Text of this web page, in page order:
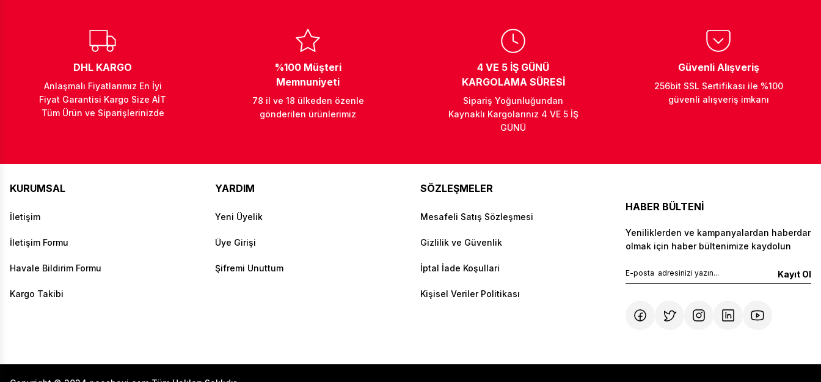
DHL KARGO
Anlaşmalı Fiyatlarımız En İyi
Fiyat Garantisi Kargo Size AİT
Tüm Ürün ve Siparişlerinizde
%100 Müşteri
Memnuniyeti
78 il ve 18 ülkeden özenle
gönderilen ürünlerimiz
4 VE 5 İŞ GÜNÜ
KARGOLAMA SÜRESİ
Sipariş Yoğunluğundan
Kaynaklı Kargolarınız 4 VE 5 İŞ
GÜNÜ
Güvenli Alışveriş
256bit SSL Sertifikası ile %100
güvenli alışveriş imkanı
KURUMSAL
İletişim
İletişim Formu
Havale Bildirim Formu
Kargo Takibi
YARDIM
Yeni Üyelik
Üye Girişi
Şifremi Unuttum
SÖZLEŞMELER
Mesafeli Satış Sözleşmesi
Gizlilik ve Güvenlik
İptal İade Koşullari
Kişisel Veriler Politikası
HABER BÜLTENİ
Yeniliklerden ve kampanyalardan haberdar
olmak için haber bültenimize kaydolun
Kayıt Ol